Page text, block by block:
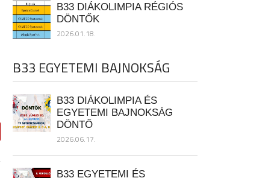
B33 DIÁKOLIMPIA RÉGIÓS
DÖNTŐK
2026.01.18.
B33 EGYETEMI BAJNOKSÁG
B33 DIÁKOLIMPIA ÉS
EGYETEMI BAJNOKSÁG
DÖNTŐ
2026.06.17.
B33 EGYETEMI ÉS